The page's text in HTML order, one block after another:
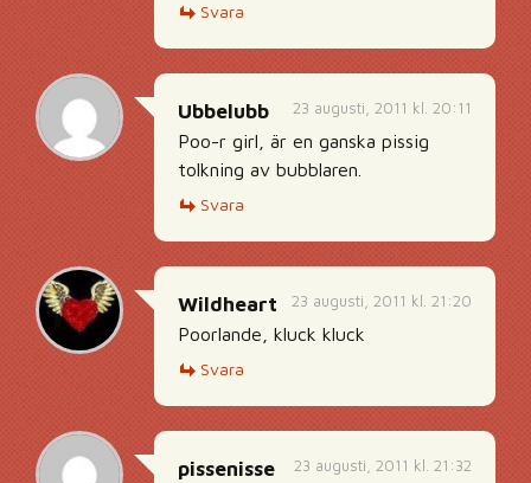
Svara
23 augusti, 2011 kl. 20:11
Ubbelubb
Poo-r girl, är en ganska pissig
tolkning av bubblaren.
Svara
23 augusti, 2011 kl. 21:20
Wildheart
Poorlande, kluck kluck
Svara
23 augusti, 2011 kl. 21:32
pissenisse